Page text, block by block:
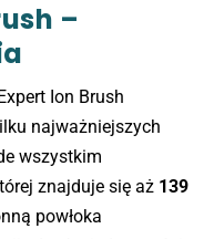
–
Ion Brush
najważniejszych
wszystkim
znajduje się aż 139
powłoka